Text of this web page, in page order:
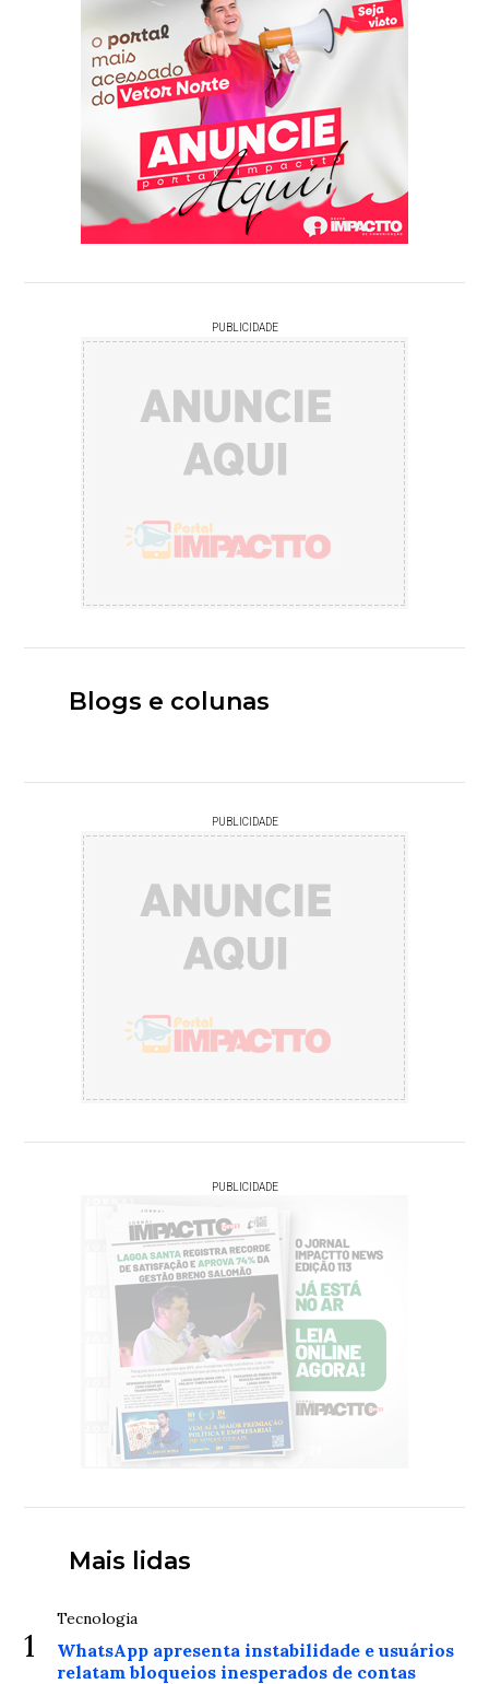
PUBLICIDADE
Blogs e colunas
PUBLICIDADE
PUBLICIDADE
Mais lidas
1
Tecnologia
WhatsApp apresenta instabilidade e usuários
relatam bloqueios inesperados de contas